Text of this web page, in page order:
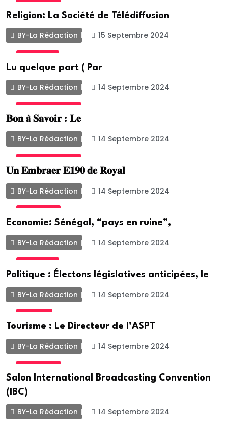
Religion: La Société de Télédiffusion
BY-La Rédaction 15 Septembre 2024
Lu quelque part ( Par
BY-La Rédaction 14 Septembre 2024
𝐁𝐨𝐧 𝐚̀ 𝐒𝐚𝐯𝐨𝐢𝐫 : 𝐋𝐞
BY-La Rédaction 14 Septembre 2024
𝐔𝐧 𝐄𝐦𝐛𝐫𝐚𝐞𝐫 𝐄𝟏𝟗𝟎 𝐝𝐞 𝐑𝐨𝐲𝐚𝐥
BY-La Rédaction 14 Septembre 2024
Economie: Sénégal, “pays en ruine”,
BY-La Rédaction 14 Septembre 2024
Politique : Électons législatives anticipées, le
BY-La Rédaction 14 Septembre 2024
Tourisme : Le Directeur de l’ASPT
BY-La Rédaction 14 Septembre 2024
Salon International Broadcasting Convention
(IBC)
BY-La Rédaction 14 Septembre 2024